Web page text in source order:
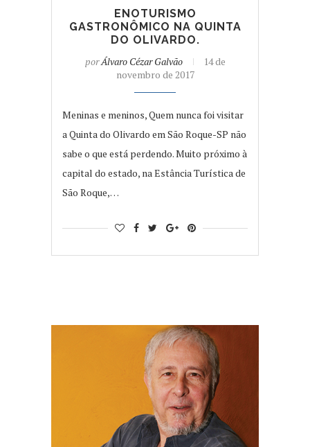
ENOTURISMO
GASTRONÔMICO NA QUINTA
DO OLIVARDO.
porÁlvaro Cézar Galvão
14 de
novembro de 2017
Meninas e meninos, Quem nunca foi visitar
a Quinta do Olivardo em São Roque-SP não
sabe o que está perdendo. Muito próximo à
capital do estado, na Estância Turística de
São Roque,…